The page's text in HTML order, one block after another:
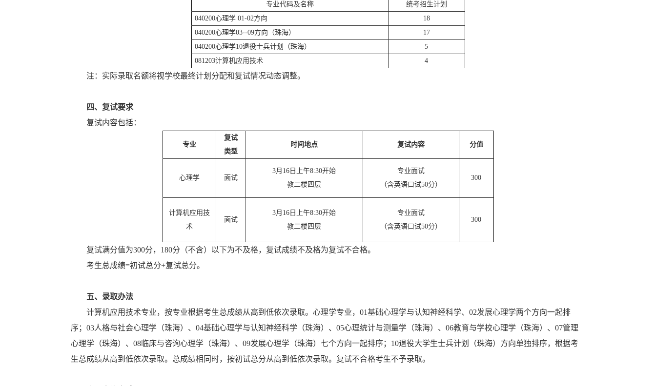
专业代码及名称
统考招生计划
040200心理学 01-02方向
18
040200心理学03--09方向（珠海）
17
040200心理学10退役士兵计划（珠海）
5
081203计算机应用技术
4
注：实际录取名额将视学校最终计划分配和复试情况动态调整。
四、复试要求
复试内容包括：
专业
复试
类型
时间地点 复试内容 分值
心理学 面试
3月16日上午8:30开始
教二楼四层
专业面试
（含英语口试50分）
300
计算机应用技
术
面试
3月16日上午8:30开始
教二楼四层
专业面试
（含英语口试50分）
300
复试满分值为300分，180分（不含）以下为不及格，复试成绩不及格为复试不合格。
考生总成绩=初试总分+复试总分。
五、录取办法
计算机应用技术专业，按专业根据考生总成绩从高到低依次录取。 心理学专业，01基础心理学与认知神经科学、02发展心理学两个方向一起排
序；03人格与社会心理学（珠海）、04基础心理学与认知神经科学（珠海）、05心理统计与测量学（珠海）、06教育与学校心理学（珠海）、07管理
心理学（珠海）、08临床与咨询心理学（珠海）、09发展心理学（珠海）七个方向一起排序；10退役大学生士兵计划（珠海）方向单独排序，根据考
生总成绩从高到低依次录取。总成绩相同时，按初试总分从高到低依次录取。复试不合格考生不予录取。